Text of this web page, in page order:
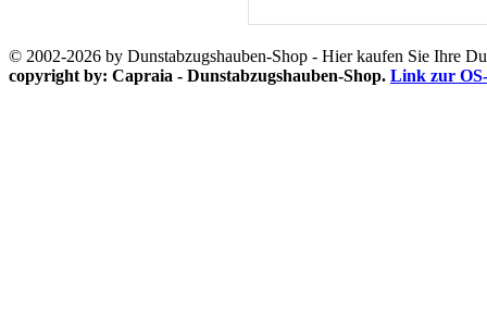
© 2002-2026 by Dunstabzugshauben-Shop - Hier kaufen Sie Ihre
copyright by: Capraia - Dunstabzugshauben-Shop. Link zur